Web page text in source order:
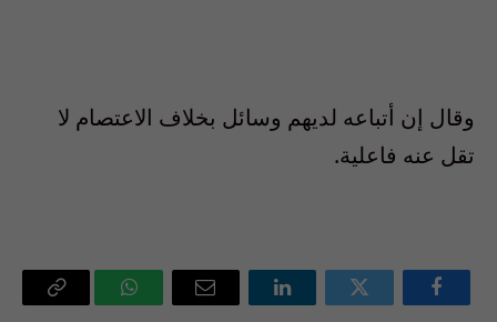
وقال إن أتباعه لديهم وسائل بخلاف الاعتصام لا
تقل عنه فاعلية.
فيسبوك تويتر لينكدإن
البريد
واتساب Copy